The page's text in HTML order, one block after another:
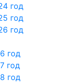
год
год
год
год
год
год